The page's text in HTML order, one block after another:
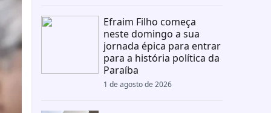
Efraim Filho começa
neste domingo a sua
jornada épica para entrar
para a história política da
Paraíba
1 de agosto de 2026